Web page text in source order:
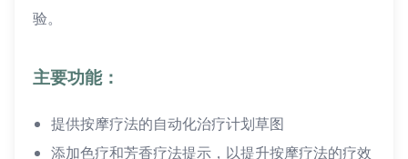
验。
主要功能：
提供按摩疗法的自动化治疗计划草图
添加色疗和芳香疗法提示，以提升按摩疗法的疗效